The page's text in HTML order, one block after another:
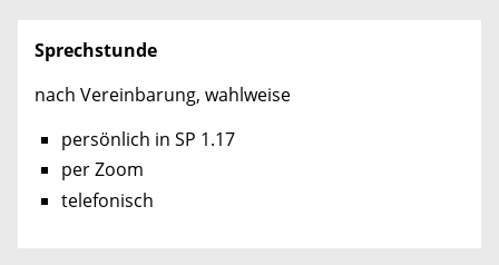
Sprechstunde
nach Vereinbarung, wahlweise
persönlich in SP 1.17
per Zoom
telefonisch